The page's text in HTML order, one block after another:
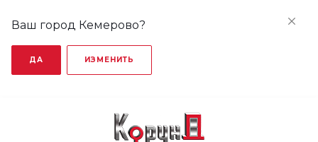
Ваш город Кемерово?
ДА ИЗМЕНИТЬ